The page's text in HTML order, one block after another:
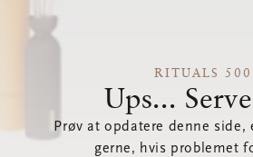
RITUALS 500
Ups...
Prøv at opdatere denne side,
gerne, hvis problemet